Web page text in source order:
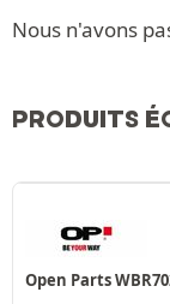
Nous n'avons
PRODUITS
Open Parts